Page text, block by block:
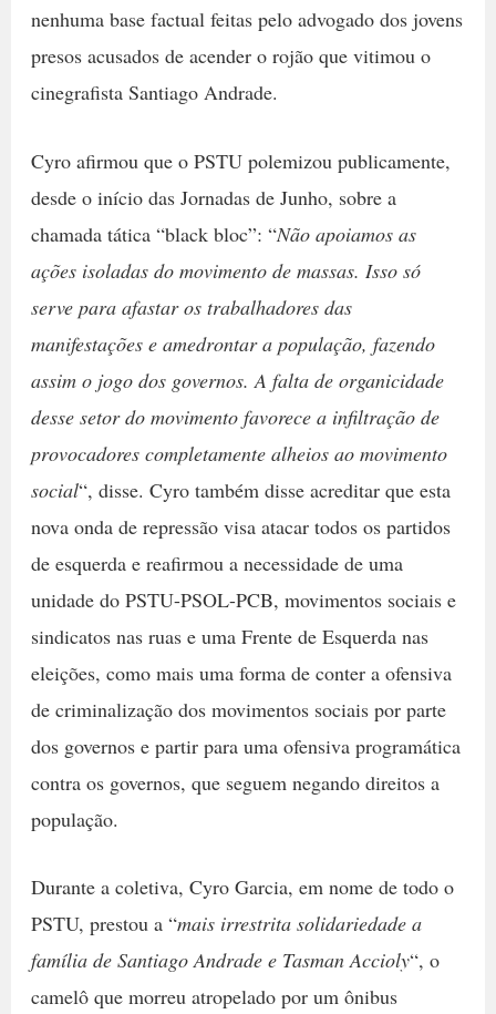
nenhuma base factual feitas pelo advogado dos jovens
presos acusados de acender o rojão que vitimou o
cinegrafista Santiago Andrade.
Cyro afirmou que o PSTU polemizou publicamente,
desde o início das Jornadas de Junho, sobre a
chamada tática “black bloc”: “Não apoiamos as
ações isoladas do movimento de massas. Isso só
serve para afastar os trabalhadores das
manifestações e amedrontar a população, fazendo
assim o jogo dos governos. A falta de organicidade
desse setor do movimento favorece a infiltração de
provocadores completamente alheios ao movimento
social“, disse. Cyro também disse acreditar que esta
nova onda de repressão visa atacar todos os partidos
de esquerda e reafirmou a necessidade de uma
unidade do PSTU-PSOL-PCB, movimentos sociais e
sindicatos nas ruas e uma Frente de Esquerda nas
eleições, como mais uma forma de conter a ofensiva
de criminalização dos movimentos sociais por parte
dos governos e partir para uma ofensiva programática
contra os governos, que seguem negando direitos a
população.
Durante a coletiva, Cyro Garcia, em nome de todo o
PSTU, prestou a “mais irrestrita solidariedade a
família de Santiago Andrade e Tasman Accioly“, o
camelô que morreu atropelado por um ônibus